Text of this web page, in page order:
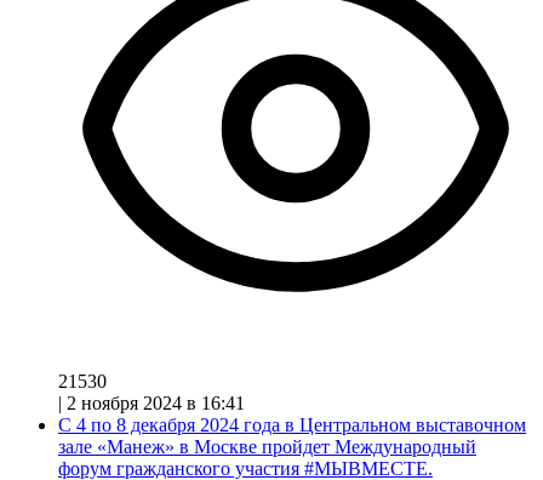
21530
| 2 ноября 2024 в 16:41
С 4 по 8 декабря 2024 года в Центральном выставочном
зале «Манеж» в Москве пройдет Международный
форум гражданского участия #МЫВМЕСТЕ.